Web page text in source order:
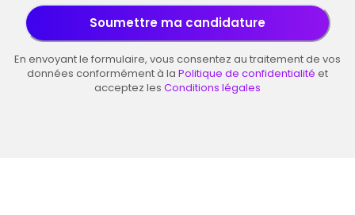
Soumettre ma candidature
En envoyant le formulaire, vous consentez au traitement de vos
données conformément à la Politique de confidentialité et
acceptez les Conditions légales